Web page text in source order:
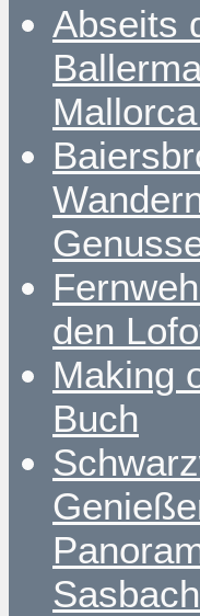
Abseits
den
Making
Buch